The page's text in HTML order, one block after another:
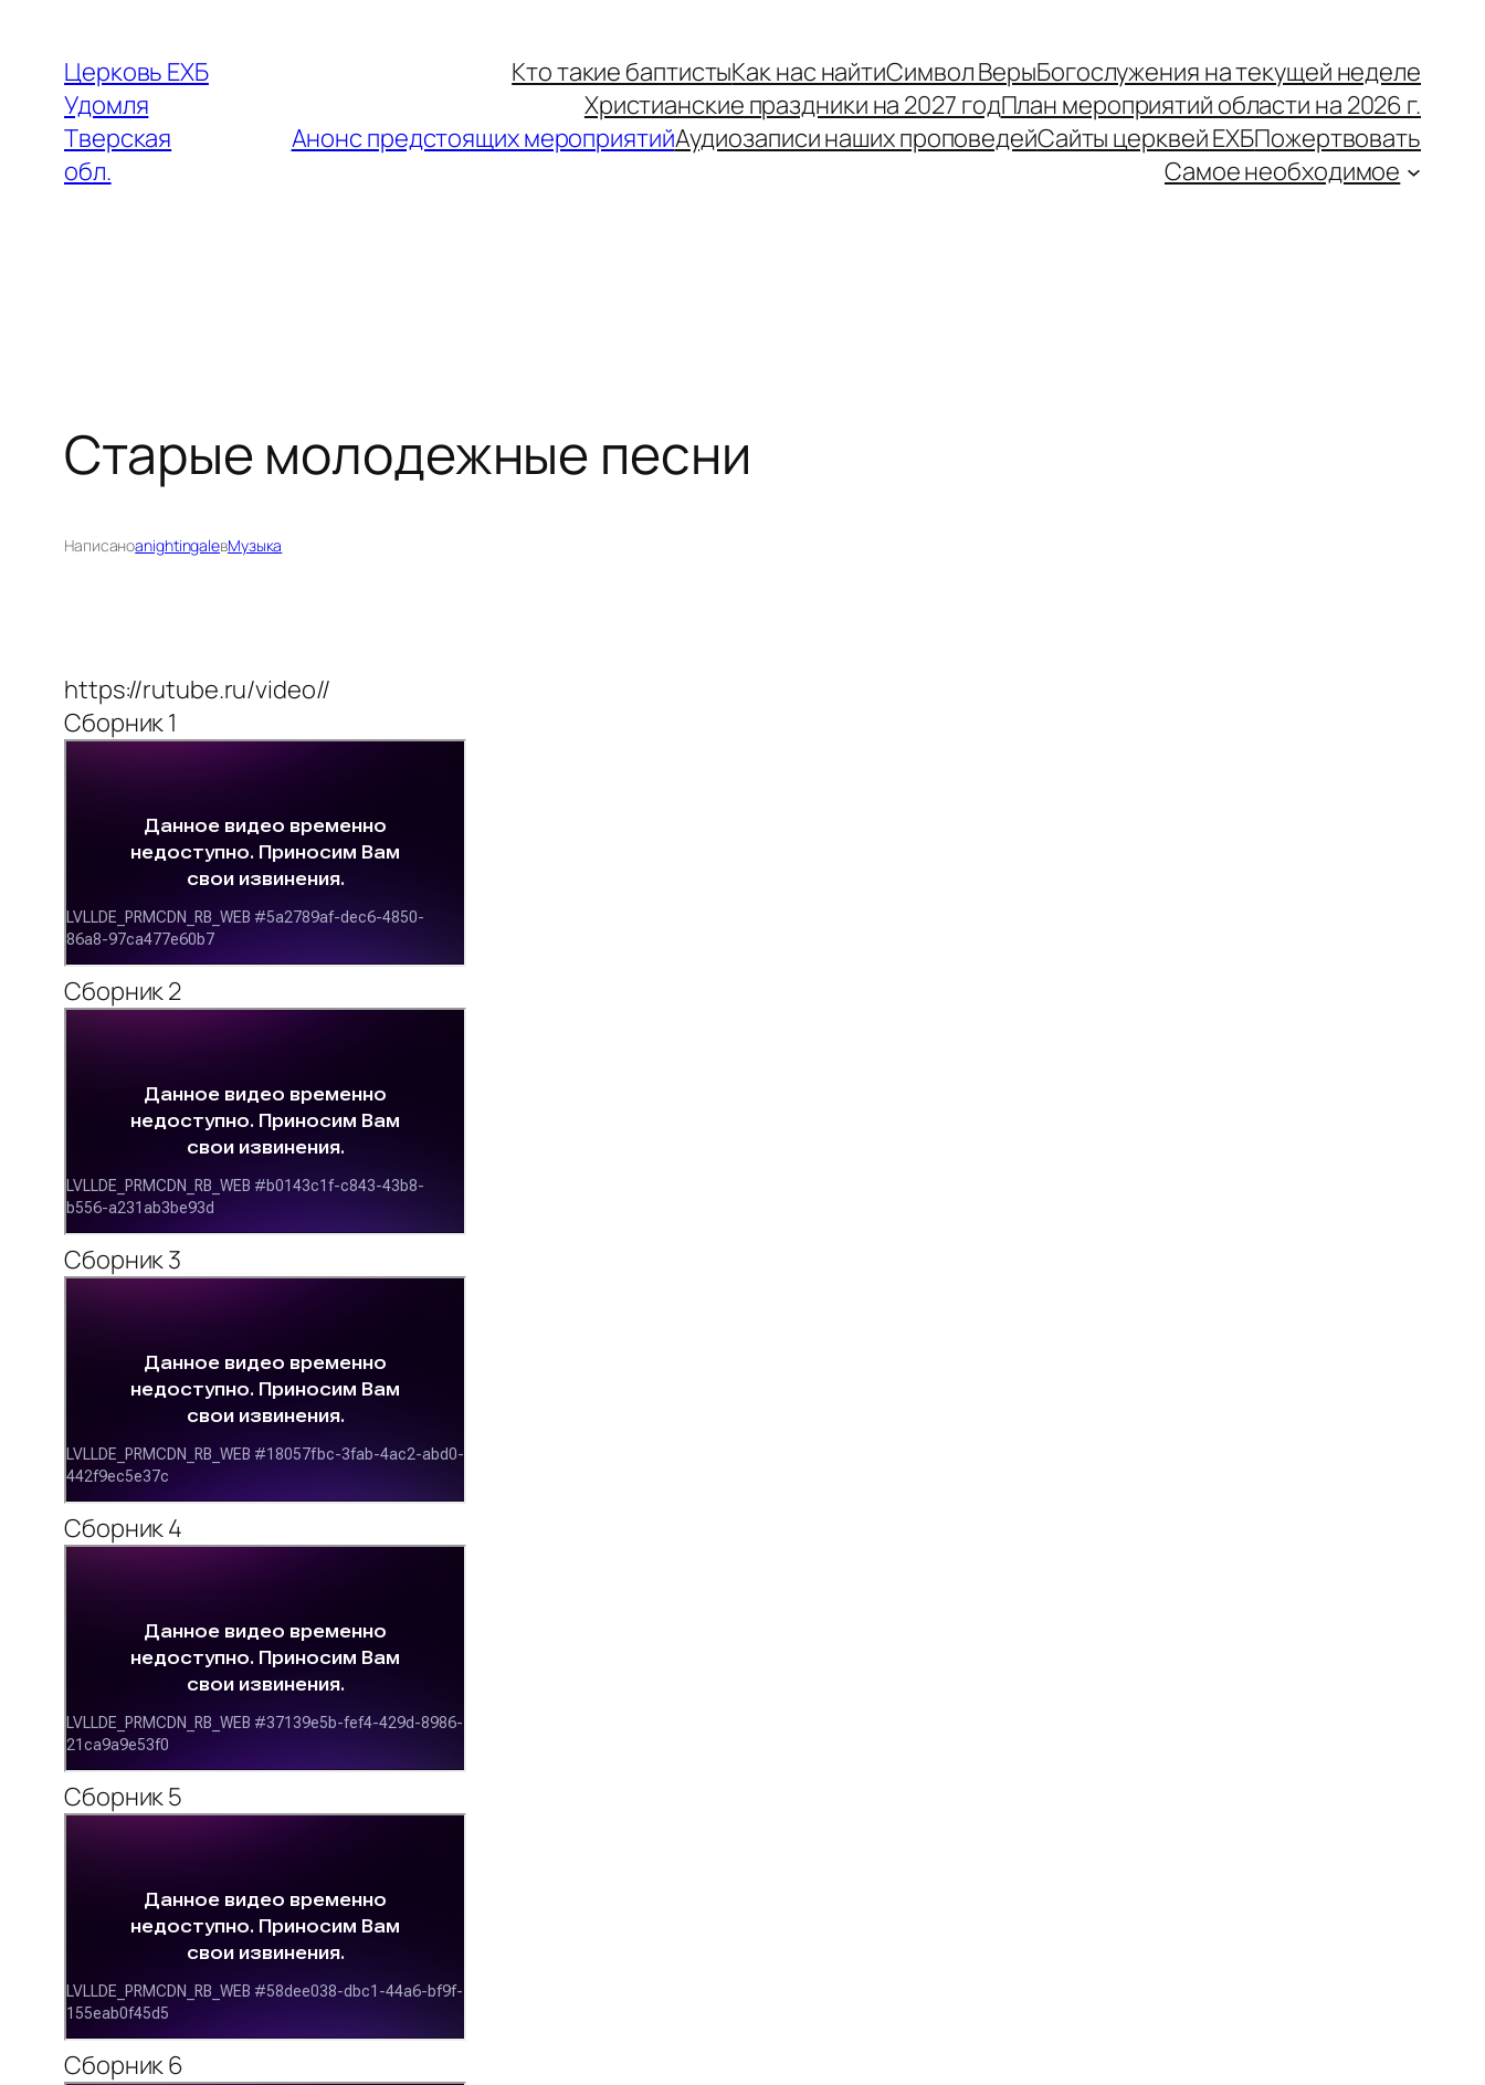
содержимому
Церковь ЕХБ
Удомля
Тверская
обл.
Кто такие баптистыКак нас найтиСимвол ВерыБогослужения на текущей неделе
Христианские праздники на 2027 годПлан мероприятий области на 2026 г.
Анонс предстоящих мероприятийАудиозаписи наших проповедейСайты церквей ЕХБПожертвовать
Самое необходимое
Старые молодежные песни
НаписаноanightingaleвМузыка
https://rutube.ru/video//
Сборник 1
Сборник 2
Сборник 3
Сборник 4
Сборник 5
Сборник 6